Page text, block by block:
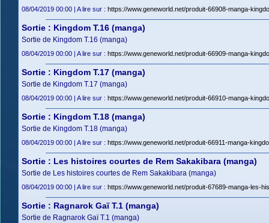
08/04/2019 00:00 | A lire sur : https://www.geneworld.net/produit-66908-manga-
Sortie : Kingdom T.16 (manga)
Sortie de Kingdom T.16 (manga)
08/04/2019 00:00 | A lire sur : https://www.geneworld.net/produit-66909-manga-
Sortie : Kingdom T.17 (manga)
Sortie de Kingdom T.17 (manga)
08/04/2019 00:00 | A lire sur : https://www.geneworld.net/produit-66910-manga-
Sortie : Kingdom T.18 (manga)
Sortie de Kingdom T.18 (manga)
08/04/2019 00:00 | A lire sur : https://www.geneworld.net/produit-66911-manga-
Sortie : Les histoires courtes de Rem Sakakibara (manga)
Sortie de Les histoires courtes de Rem Sakakibara (manga)
08/04/2019 00:00 | A lire sur : https://www.geneworld.net/produit-67689-manga-les-
Sortie : Ragnarok Gaï T.1 (manga)
Sortie de Ragnarok Gaï T.1 (manga)